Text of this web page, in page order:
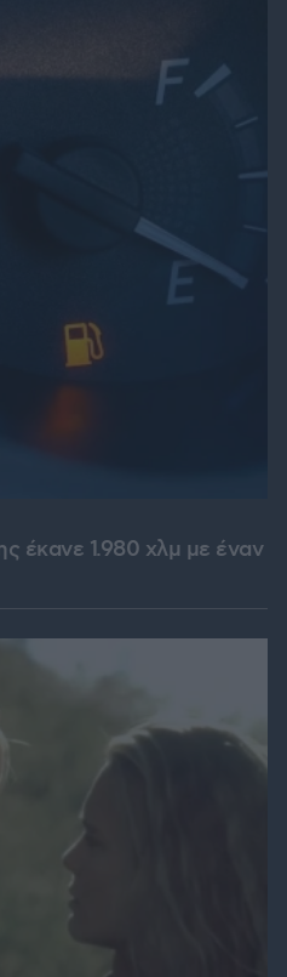
έκανε 1.980 χλμ με έναν